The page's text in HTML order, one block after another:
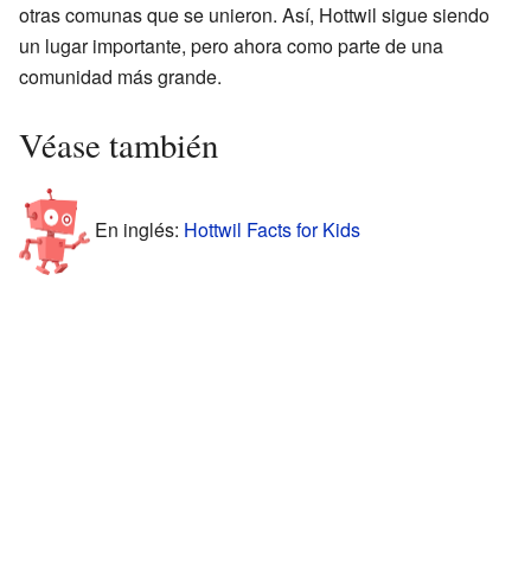
otras comunas que se unieron. Así, Hottwil sigue siendo
un lugar importante, pero ahora como parte de una
comunidad más grande.
Véase también
En inglés: Hottwil Facts for Kids